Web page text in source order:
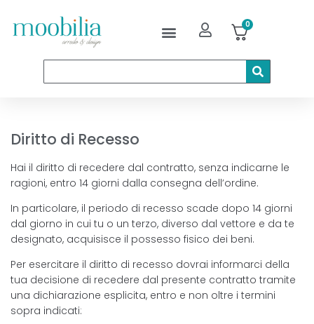
0
Diritto di Recesso
Hai il diritto di recedere dal contratto, senza indicarne le
ragioni, entro 14 giorni dalla consegna dell’ordine.
In particolare, il periodo di recesso scade dopo 14 giorni
dal giorno in cui tu o un terzo, diverso dal vettore e da te
designato, acquisisce il possesso fisico dei beni.
Per esercitare il diritto di recesso dovrai informarci della
tua decisione di recedere dal presente contratto tramite
una dichiarazione esplicita, entro e non oltre i termini
sopra indicati: